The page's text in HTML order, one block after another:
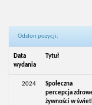
Odsłon pozycji:
Data
wydania
Tytuł
2024
Społeczna
percepcja
żywności w